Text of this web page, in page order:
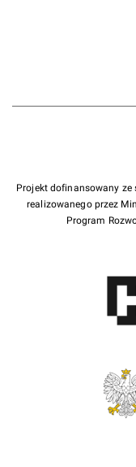
Projekt dofinansowany
realizowanego przez
Program